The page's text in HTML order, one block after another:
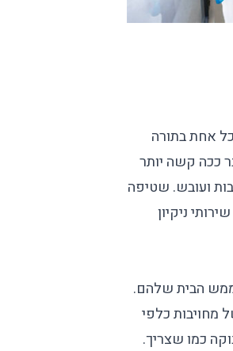
אחת בתורה
ככה קשה יותר
ועובש. שטיפה
שירותי ניקיון
הבית שלהם.
מחויבות כלפי
כמו שצריך.